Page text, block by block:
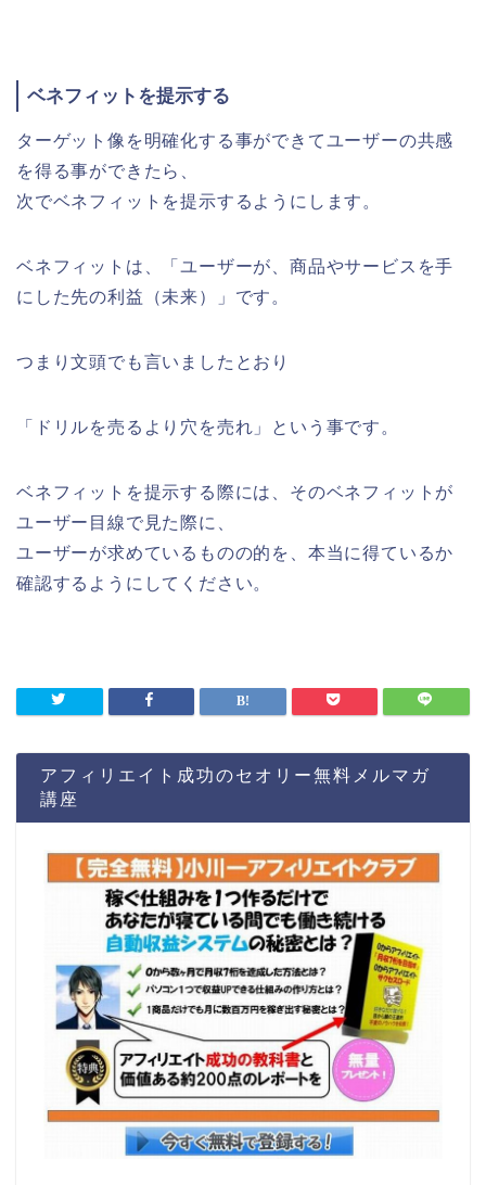
ベネフィットを提示する
ターゲット像を明確化する事ができてユーザーの共感
を得る事ができたら、
次でベネフィットを提示するようにします。
ベネフィットは、「ユーザーが、商品やサービスを手
にした先の利益（未来）」です。
つまり文頭でも言いましたとおり
「ドリルを売るより穴を売れ」という事です。
ベネフィットを提示する際には、そのベネフィットが
ユーザー目線で見た際に、
ユーザーが求めているものの的を、本当に得ているか
確認するようにしてください。
アフィリエイト成功のセオリー無料メルマガ
講座